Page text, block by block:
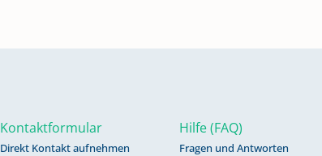
Kontaktformular
Direkt Kontakt aufnehmen
Hilfe (FAQ)
Fragen und Antworten